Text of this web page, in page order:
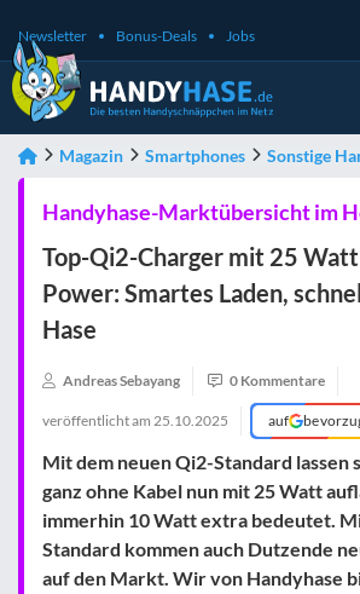
Newsletter Bonus-Deals Jobs
Magazin Smartphones Sonstige
Handyhase-Marktübersicht im
Top-Qi2-Charger mit 25
Power: Smartes Laden,
Hase
Andreas Sebayang 0 Kommentare
veröffentlicht am 25.10.2025 auf
Mit dem neuen Qi2-Standard lassen
ganz ohne Kabel nun mit 25 Watt
immerhin 10 Watt extra bedeutet.
Standard kommen auch Dutzende
auf den Markt. Wir von Handyhase